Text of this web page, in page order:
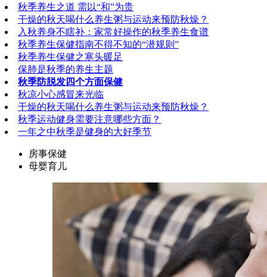
秋季养生之道 需以“和”为贵
干燥的秋天喝什么养生粥与运动来预防秋燥？
入秋养身不瞎补：家常好操作的秋季养生食谱
秋季养生保健指南不得不知的“潜规则”
秋季养生保健之寒头暖足
保肺是秋季的养生主题
秋季防脱发四个方面保健
秋凉小心感冒来光临
干燥的秋天喝什么养生粥与运动来预防秋燥？
秋季运动健身需要注意哪些方面？
一年之中秋季是健身的大好季节
房事保健
母婴育儿